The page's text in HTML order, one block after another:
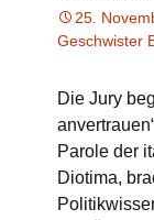
25.
Geschwister
Die Jury
Parole der
Diotima,